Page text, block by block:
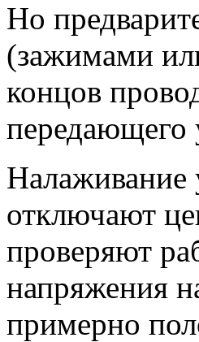
Но
(зажимами
концов
передающего
Налаживание
отключают
проверяют
напряжения
примерно